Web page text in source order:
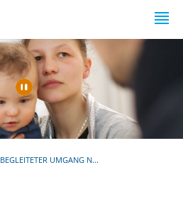
Automatische
BEGLEITETER UMGANG N...